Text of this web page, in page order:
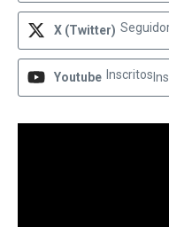
X (Twitter)
Youtube Inscritos